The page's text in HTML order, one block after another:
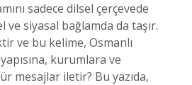
sadece dilsel çerçevede
siyasal bağlamda da taşır.
ve bu kelime, Osmanlı
kurumlara ve
mesajlar iletir? Bu yazıda,